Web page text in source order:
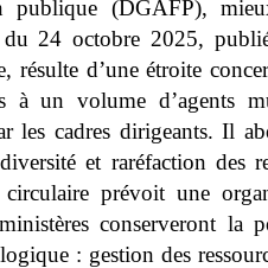
publique (DGAFP),
du 24 octobre 2025,
d’une étroite
à un volume d’agents
les cadres dirigeants. Il
et raréfaction des
prévoit une
conserveront la
: gestion des